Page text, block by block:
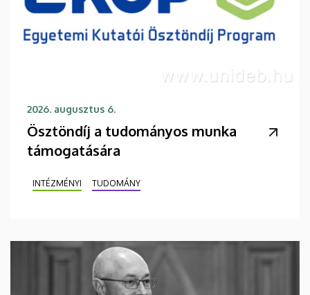
2026. augusztus 6.
Ösztöndíj a tudományos munka
támogatására
INTÉZMÉNYI TUDOMÁNY